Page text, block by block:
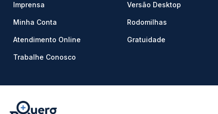
Imprensa
Minha Conta
Atendimento Online
Trabalhe Conosco
Versão Desktop
Rodomilhas
Gratuidade